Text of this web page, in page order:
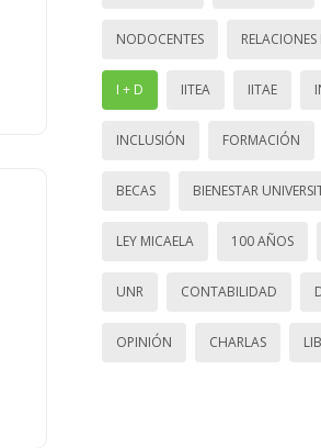
NODOCENTES
I + D IITEA IITAE
INCLUSIÓN FORMACIÓN
BECAS BIENESTAR
LEY MICAELA 100 AÑOS
UNR CONTABILIDAD
OPINIÓN CHARLAS